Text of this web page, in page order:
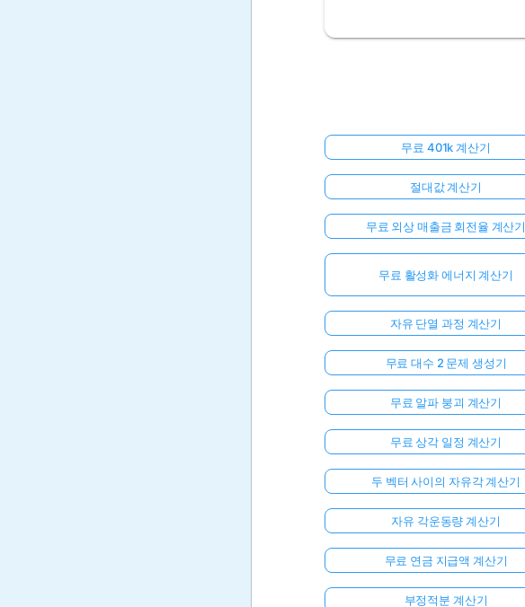
무료 401k 계산기
절대값 계산기
무료 외상 매출금 회전율 계산기
무료 활성화 에너지 계산기
자유 단열 과정 계산기
무료 대수 2 문제 생성기
무료 알파 붕괴 계산기
무료 상각 일정 계산기
두 벡터 사이의 자유각 계산기
자유 각운동량 계산기
무료 연금 지급액 계산기
부정적분 계산기